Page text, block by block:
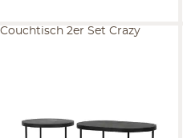
Couchtisch 2er Set Crazy